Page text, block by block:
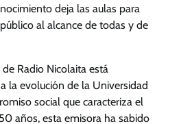
deja las aulas para
al alcance de todas y de
Radio Nicolaita está
la evolución de la Universidad
social que caracteriza el
años, esta emisora ha sabido